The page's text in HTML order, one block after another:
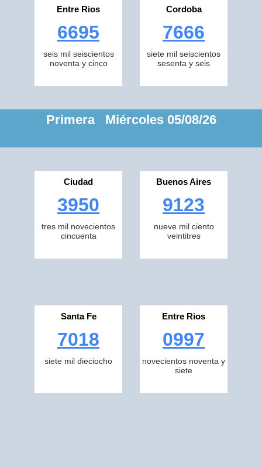
Entre Rios
6695
seis mil seiscientos
noventa y cinco
Cordoba
7666
siete mil seiscientos
sesenta y seis
Primera Miércoles 05/08/26
Ciudad
3950
tres mil novecientos
cincuenta
Buenos Aires
9123
nueve mil ciento
veintitres
Santa Fe
7018
siete mil dieciocho
Entre Rios
0997
novecientos noventa y
siete